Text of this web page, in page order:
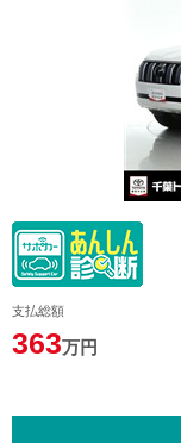
支払総額
363万円